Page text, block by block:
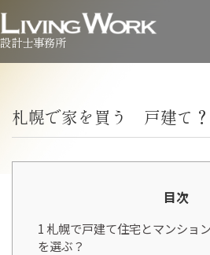
設計士事務所
札幌で家を買う 戸建て
目次
1札幌で戸建て住宅とマンショ
を選ぶ？